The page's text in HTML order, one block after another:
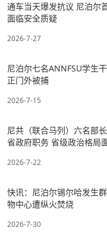
通车当天爆发抗议 尼泊尔
面临安全质疑
2026-7-27
尼泊尔七名ANNFSU学生
正门外被捕
2026-7-15
尼共（联合马列）六名部
省政府职务 省级政治格局
2026-7-22
快讯：尼泊尔锡尔哈发生
物中心遭纵火焚烧
2026-7-30